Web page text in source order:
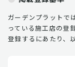
ガーデンプラットで
っている施工店の登
登録するにあたり、